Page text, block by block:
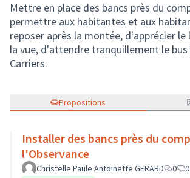
Mettre en place des bancs près du
permettre aux habitantes et aux
reposer après la montée, d'apprécier
la vue, d'attendre tranquillement le
Carriers.
Propositions
Installer des bancs près du
l'Observance
Christelle Paule Antoinette GERARD 0
0